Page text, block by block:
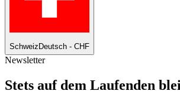
Schweiz Deutsch - CHF
Newsletter
Stets auf dem Laufenden